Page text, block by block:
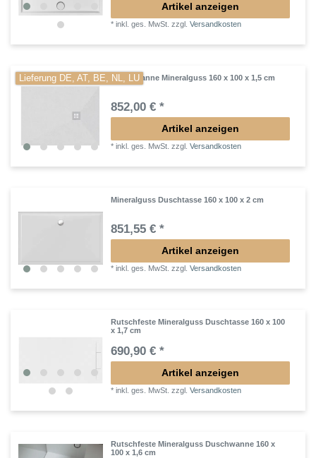
Artikel anzeigen
*inkl. ges. MwSt. zzgl.Versandkosten
Lieferung DE, AT, BE, NL, LUDuschwanne Mineralguss 160 x 100 x 1,5 cm
852,00 € *
Artikel anzeigen
*inkl. ges. MwSt. zzgl.Versandkosten
Mineralguss Duschtasse 160 x 100 x 2 cm
851,55 € *
Artikel anzeigen
*inkl. ges. MwSt. zzgl.Versandkosten
Rutschfeste Mineralguss Duschtasse 160 x 100
x 1,7 cm
690,90 € *
Artikel anzeigen
*inkl. ges. MwSt. zzgl.Versandkosten
Rutschfeste Mineralguss Duschwanne 160 x
100 x 1,6 cm